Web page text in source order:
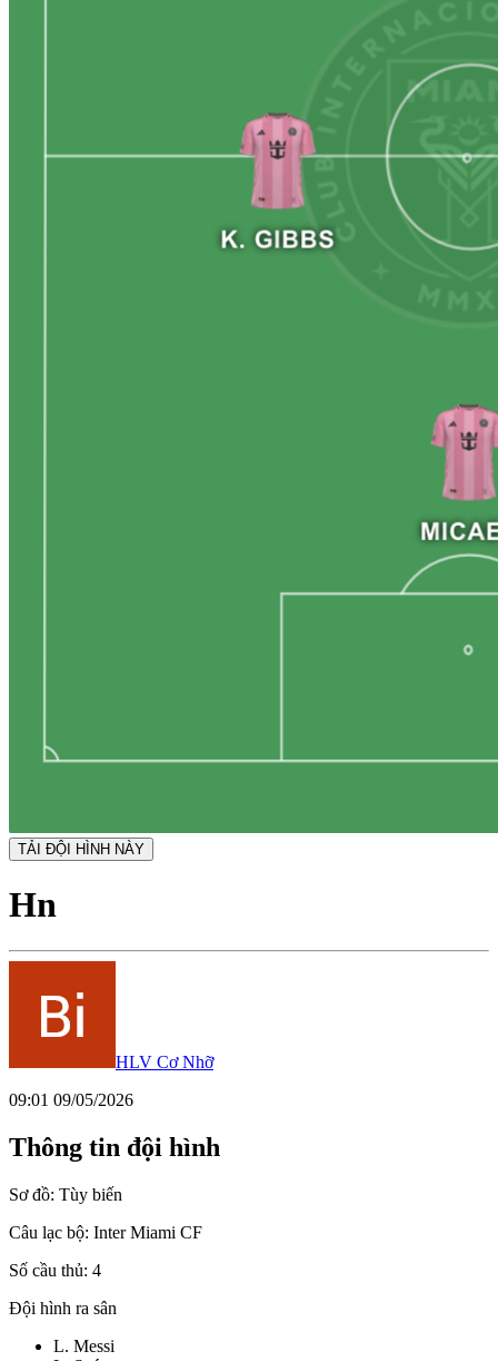
TẢI ĐỘI HÌNH NÀY
Hn
HLV Cơ Nhỡ
09:01 09/05/2026
Thông tin đội hình
Sơ đồ: Tùy biến
Câu lạc bộ: Inter Miami CF
Số cầu thủ: 4
Đội hình ra sân
L. Messi